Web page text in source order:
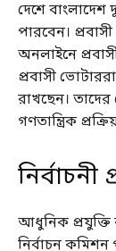
দেশে বাংলাদেশ
পারবেন।
অনলাইনে
প্রবাসী
রাখছেন।
গণতান্ত্রিক
আধুনিক প্রযুক্তি
নির্বাচন কমিশন